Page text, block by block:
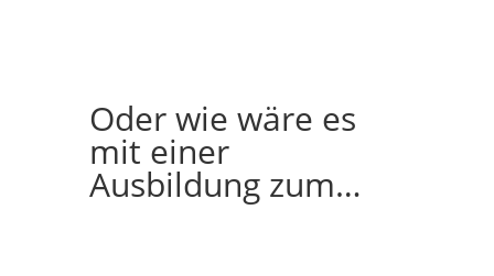
Oder wie wäre es
mit einer
Ausbildung zum…